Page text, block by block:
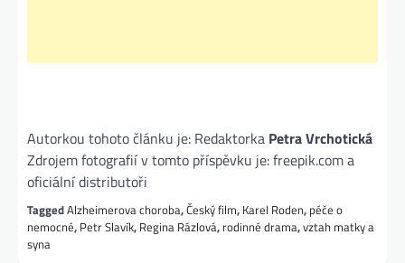
Autorkou tohoto článku je: Redaktorka Petra Vrchotická
Zdrojem fotografií v tomto příspěvku je: freepik.com a
oficiální distributoři
TaggedAlzheimerova choroba,Český film, Karel Roden, péče o
nemocné, Petr Slavík, Regina Rázlová, rodinné drama,vztah matky a
syna